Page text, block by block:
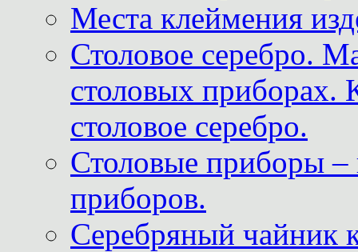
Места клеймения
Столовое серебро.
столовых приборах.
столовое серебро.
Столовые приборы –
приборов.
Серебряный чайник